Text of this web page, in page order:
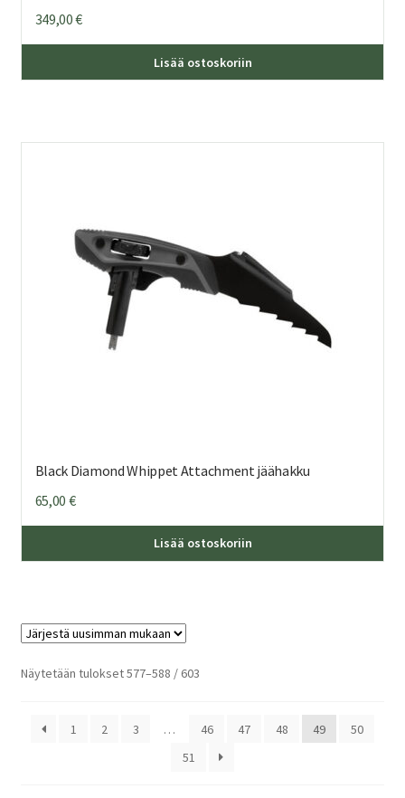
349,00€
Lisää ostoskoriin
Black Diamond Whippet Attachment jäähakku
65,00 €
Lisää ostoskoriin
Näytetään tulokset 577–588 / 603Sorted
1
2 3 … 46 47 48 49
50
51